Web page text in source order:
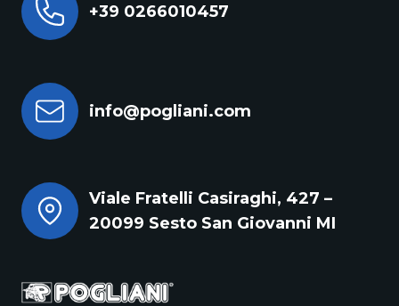
+39 0266010457
info@pogliani.com
Viale Fratelli Casiraghi, 427 –
20099 Sesto San Giovanni MI